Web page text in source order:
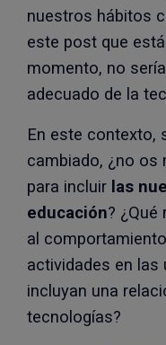
nuestros hábitos
este post que
momento, no
adecuado de la
En este contexto,
cambiado, ¿no os
para incluir las
educación?
al
actividades en las
incluyan una
tecnologías?